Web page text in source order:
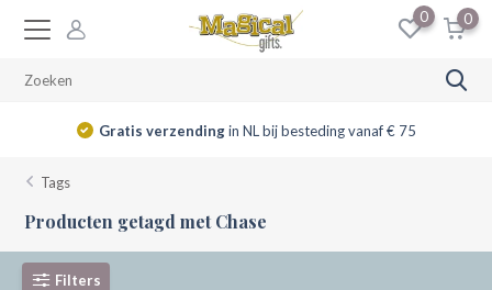
0 0
Gratis verzendingin NL bij besteding vanaf € 75
Tags
Producten getagd met Chase
Filters